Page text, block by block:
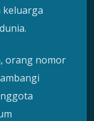
keluarga
orang nomor